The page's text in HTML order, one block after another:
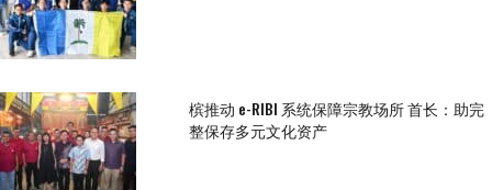
槟推动 e-RIBI 系统保障宗教场所 首长：助完
整保存多元文化资产